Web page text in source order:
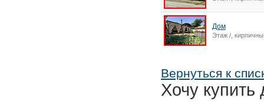
Дом
Этаж /,
Вернуться к
Хочу купить